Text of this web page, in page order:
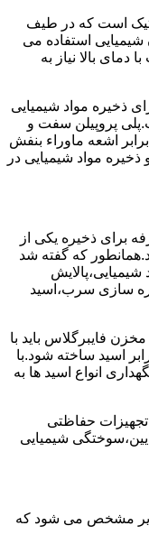
است که در طیف
استفاده می
دمای بالا نیاز به
ذخیره مواد شیمیایی
پروپیلن سفت و
اشعه ماوراء بنفش
مواد شیمیایی در
برای ذخیره یکی از
که گفته شد
سازی سرب،اسید
فایبرگلاس باید با
اسید ساخته شود.با
انواع اسید ها به
تجهیزات حفاظتی
شیمیایی
زیر مشخص می شود که